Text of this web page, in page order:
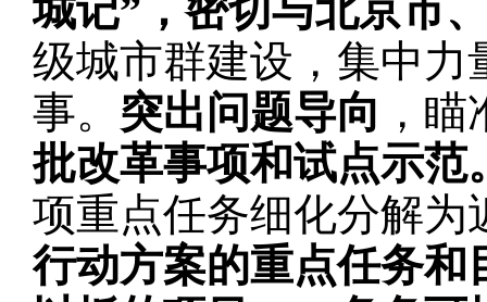
城记”，密切与北京市
级城市群建设，集中力
事。 突出问题导向 ，
批改革事项和试点示范
项重点任务细化分解为
行动方案的重点任务和